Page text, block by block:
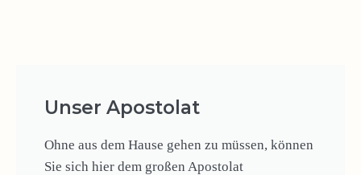
Unser Apostolat
Ohne aus dem Hause gehen zu müssen, können
Sie sich hier dem großen Apostolat